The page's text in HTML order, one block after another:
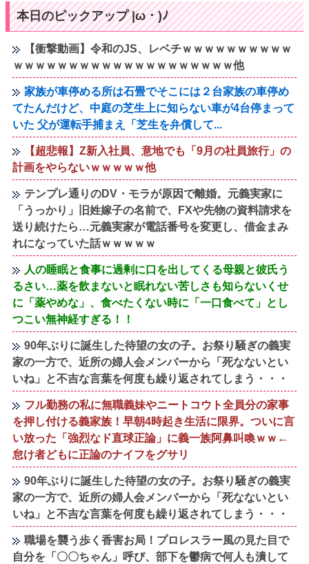
本日のピックアップ |ω・)ﾉ
【衝撃動画】令和のJS、レベチｗｗｗｗｗｗｗｗｗｗ
ｗｗｗｗｗｗｗｗｗｗｗｗｗｗｗｗｗｗｗｗ他
家族が車停める所は石畳でそこには２台家族の車停め
てたんだけど、中庭の芝生上に知らない車が4台停まって
いた 父が運転手捕まえ「芝生を弁償して...
【超悲報】Z新入社員、意地でも「9月の社員旅行」の
計画をやらないｗｗｗｗｗ他
テンプレ通りのDV・モラが原因で離婚。元義実家に
「うっかり」旧姓嫁子の名前で、FXや先物の資料請求を
送り続けたら…元義実家が電話番号を変更し、借金まみ
れになっていた話ｗｗｗｗｗ
人の睡眠と食事に過剰に口を出してくる母親と彼氏う
るさい…薬を飲まないと眠れない苦しさも知らないくせ
に「薬やめな」、食べたくない時に「一口食べて」とし
つこい無神経すぎる！！
90年ぶりに誕生した待望の女の子。お祭り騒ぎの義実
家の一方で、近所の婦人会メンバーから「死なないとい
いね」と不吉な言葉を何度も繰り返されてしまう・・・
フル勤務の私に無職義妹やニートコウト全員分の家事
を押し付ける義家族！早朝4時起き生活に限界。ついに言
い放った「強烈なド直球正論」に義一族阿鼻叫喚ｗｗ←
怠け者どもに正論のナイフをグサリ
90年ぶりに誕生した待望の女の子。お祭り騒ぎの義実
家の一方で、近所の婦人会メンバーから「死なないとい
いね」と不吉な言葉を何度も繰り返されてしまう・・・
職場を襲う歩く香害お局！プロレスラー風の見た目で
自分を「〇〇ちゃん」呼び、部下を鬱病で何人も潰して